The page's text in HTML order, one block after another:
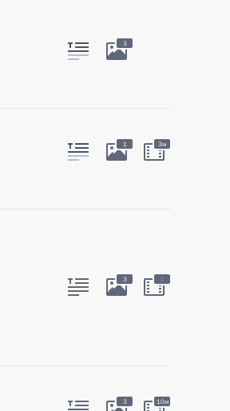
3
1 3м
3 :
3 10м